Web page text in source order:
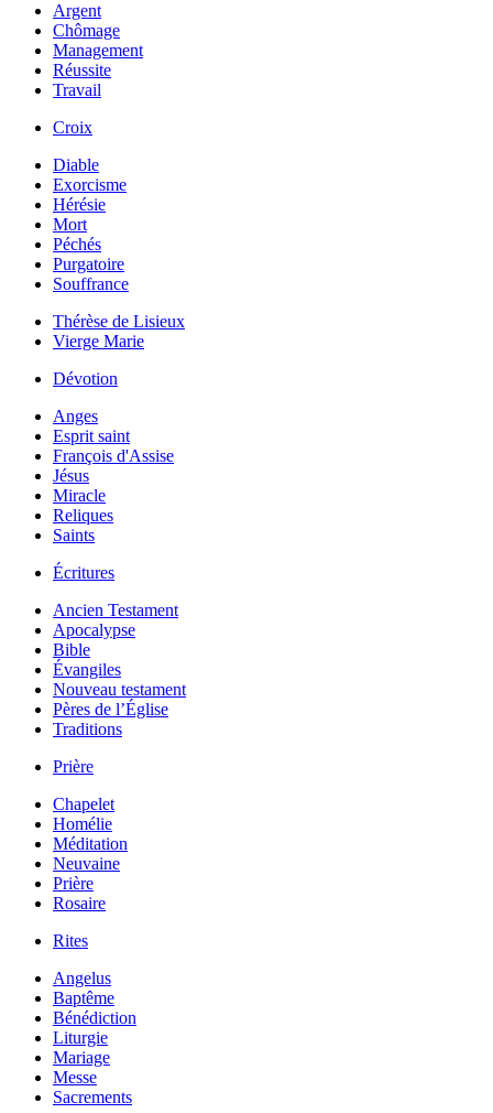
Argent
Chômage
Management
Réussite
Travail
Croix
Diable
Exorcisme
Hérésie
Mort
Péchés
Purgatoire
Souffrance
Thérèse de Lisieux
Vierge Marie
Dévotion
Anges
Esprit saint
François d'Assise
Jésus
Miracle
Reliques
Saints
Écritures
Ancien Testament
Apocalypse
Bible
Évangiles
Nouveau testament
Pères de l’Église
Traditions
Prière
Chapelet
Homélie
Méditation
Neuvaine
Prière
Rosaire
Rites
Angelus
Baptême
Bénédiction
Liturgie
Mariage
Messe
Sacrements